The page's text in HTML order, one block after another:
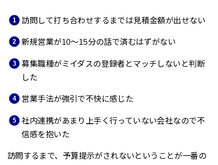
訪問して打ち合わせするまでは見積金額が出せない
新規営業が10～15分の話で済むはずがない
募集職種がミイダスの登録者とマッチしないと判断
した
営業手法が強引で不快に感じた
社内連携があまり上手く行っていない会社なので不
信感を抱いた
訪問するまで、予算提示がされないということが一番の